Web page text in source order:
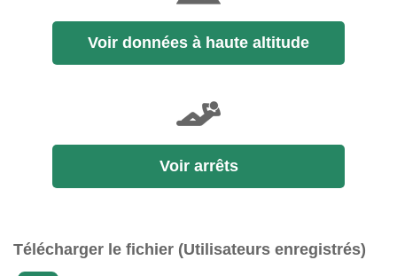
Voir données à haute altitude
Voir arrêts
Télécharger le fichier (Utilisateurs enregistrés)